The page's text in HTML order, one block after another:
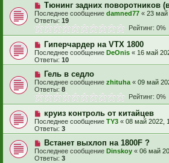
Тюнинг задних поворотников
Последнее сообщение damned77 « 23 май
Ответы: 19
Рейтинг: 0%
Гиперчардер на VTX 1800
Последнее сообщение DeOnis « 16 май
Ответы: 10
Гель в седло
Последнее сообщение zhituha« 09 май
Ответы: 8
Рейтинг: 0%
круиз контроль от китайцев
Последнее сообщение TY3 « 08 май 2022,
Ответы: 3
Встанет выхлоп на 1800F ?
Последнее сообщение Dinskoy « 06 май
Ответы: 3